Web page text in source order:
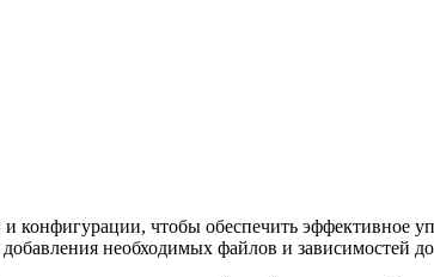
чтобы обеспечить эффективное
необходимых файлов и зависимостей